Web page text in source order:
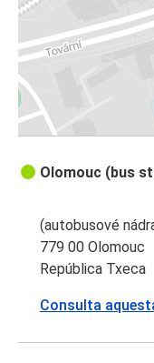
Olomouc (bus
(autobusové
779 00 Olomouc
República Txeca
Consulta